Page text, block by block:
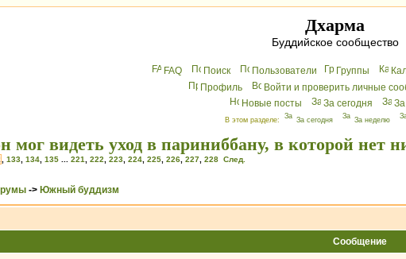
Дхарма
Буддийское сообщество
FAQ Поиск Пользователи Группы
Профиль
Войти и проверить личные
Новые посты
За сегодня
В этом разделе: За сегодня За неделю
видеть уход в париниббану, в которой нет
133 134 135 221 222 223 224 225 226 227 228 След.
-> Южный буддизм
Сообщение